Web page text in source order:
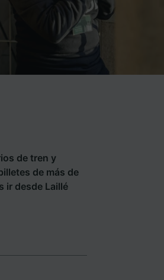
de tren y
de más de
ir desde Laillé